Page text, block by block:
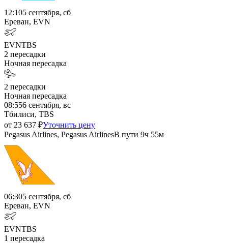
12:105 сентября, сб
Ереван, EVN
EVNTBS
2 пересадки
Ночная пересадка
2 пересадки
Ночная пересадка
08:556 сентября, вс
Тбилиси, TBS
от 23 637 ₽Уточнить цену
Pegasus Airlines, Pegasus AirlinesВ пути 9ч 55м
06:305 сентября, сб
Ереван, EVN
EVNTBS
1 пересадка